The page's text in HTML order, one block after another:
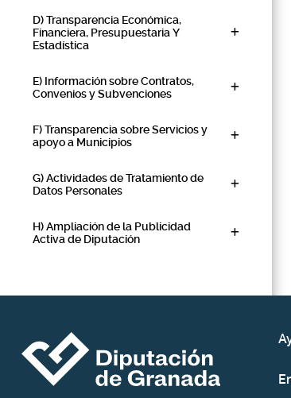
D) Transparencia Económica,
Financiera, Presupuestaria Y
Estadística
E) Información sobre Contratos,
Convenios y Subvenciones
F) Transparencia sobre Servicios y
apoyo a Municipios
G) Actividades de Tratamiento de
Datos Personales
H) Ampliación de la Publicidad
Activa de Diputación